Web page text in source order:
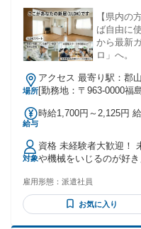
【県内の
ば自由に
から最新
ロ」へ。
場所
アクセス 最寄り駅：郡
[勤務地：〒963-0000福
給与
時給1,700円～2,125円
対象
資格 未経験者大歓迎！
や機械をいじるのが好
のがもったいない」 そ
郡山市内はもちろん、
多数！ ＜こんな方活躍中＞ ・パートやアルバイトとして活躍
雇用形態： 派遣社員
お気に入り